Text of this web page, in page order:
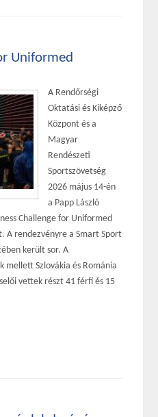
Uniformed
A Rendőrségi
Oktatási és Kiképző
Központ és a
Magyar
Rendészeti
Sportszövetség
2026 május 14-én
a Papp László
Challenge for Uniformed
A rendezvényre a Smart Sport
került sor. A
Szlovákia és Románia
vettek részt 41 férfi és 15